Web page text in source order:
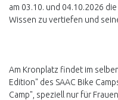
am 03.10. und 04.10.2026
Wissen zu vertiefen und
Am Kronplatz findet im
Edition" des SAAC Bike
Camp", speziell nur für